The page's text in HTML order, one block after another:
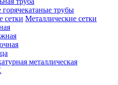
трубы
Металлические сетки
металлическая